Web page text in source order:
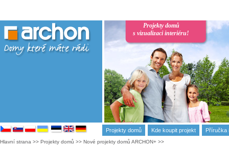
Projekty domů
s vizualizaci interiéru!
Projekty domů Kde koupit projekt Příručka
Hlavní strana >> Projekty domů >> Nové projekty domů ARCHON+ >>